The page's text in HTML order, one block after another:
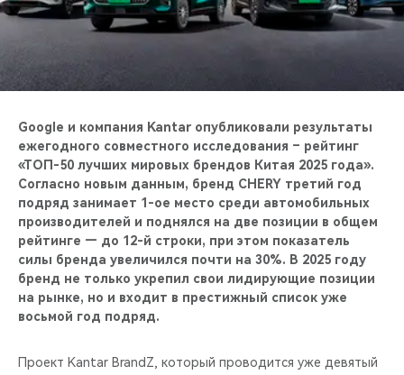
НАШИ МЕРОПРИЯТИЯ
Google и компания Kantar опубликовали результаты
ежегодного совместного исследования – рейтинг
«ТОП-50 лучших мировых брендов Китая 2025 года».
Согласно новым данным, бренд CHERY третий год
подряд занимает 1-ое место среди автомобильных
производителей и поднялся на две позиции в общем
рейтинге — до 12-й строки, при этом показатель
силы бренда увеличился почти на 30%. В 2025 году
бренд не только укрепил свои лидирующие позиции
на рынке, но и входит в престижный список уже
восьмой год подряд.
Проект Kantar BrandZ, который проводится уже девятый